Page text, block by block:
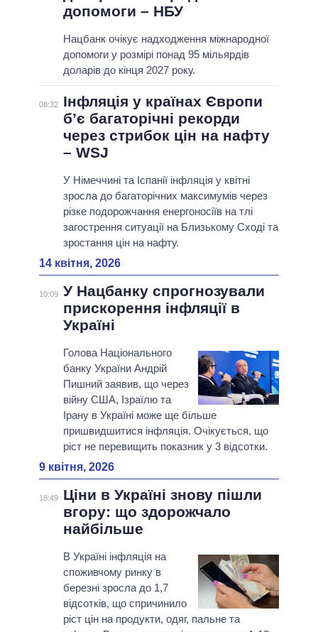
допомоги – НБУ
Нацбанк очікує надходження міжнародної
допомоги у розмірі понад 95 мільярдів
доларів до кінця 2027 року.
08:32
Інфляція у країнах Європи
б’є багаторічні рекорди
через стрибок цін на нафту
– WSJ
У Німеччині та Іспанії інфляція у квітні
зросла до багаторічних максимумів через
різке подорожчання енергоносіїв на тлі
загострення ситуації на Близькому Сході та
зростання цін на нафту.
14 квітня, 2026
10:09 У Нацбанку спрогнозували
прискорення інфляції в
Україні
Голова Національного
банку України Андрій
Пишний заявив, що через
війну США, Ізраїлю та
Ірану в Україні може ще більше
пришвидшитися інфляція. Очікується, що
ріст не перевищить показник у 3 відсотки.
9 квітня, 2026
18:49
Ціни в Україні знову пішли
вгору: що здорожчало
найбільше
В Україні інфляція на
споживчому ринку в
березні зросла до 1,7
відсотків, що спричинило
ріст цін на продукти, одяг, пальне та